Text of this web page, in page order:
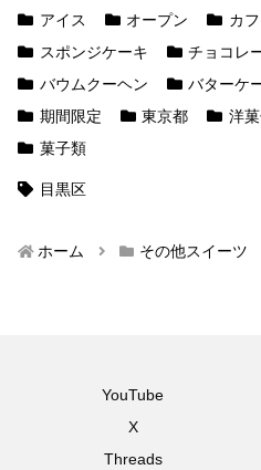
アイス オープン カ
スポンジケーキ
チョコレ
バウムクーヘン
バターケ
期間限定
東京都 洋
菓子類
目黒区
ホーム その他スイーツ
YouTube
X
Threads